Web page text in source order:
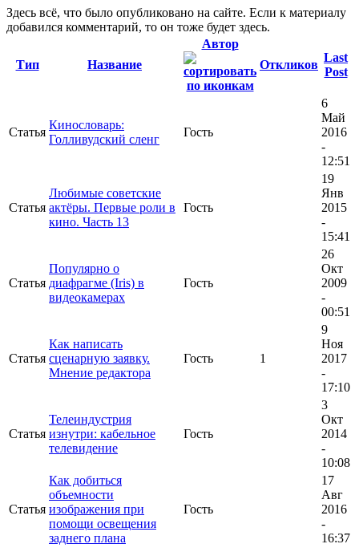
Здесь всё, что было опубликовано на сайте. Если к материалу
добавился комментарий, то он тоже будет здесь.
Тип Название
Автор
Откликов
Last
Post
Статья
Кинословарь:
Голливудский сленг
Гость
6
Май
2016
-
12:51
Статья
Любимые советские
актёры. Первые роли в
кино. Часть 13
Гость
19
Янв
2015
-
15:41
Статья
Популярно о
диафрагме (Iris) в
видеокамерах
Гость
26
Окт
2009
-
00:51
Статья
Как написать
сценарную заявку.
Мнение редактора
Гость 1
9
Ноя
2017
-
17:10
Статья
Телеиндустрия
изнутри: кабельное
телевидение
Гость
3
Окт
2014
-
10:08
Статья
Как добиться
объемности
изображения при
помощи освещения
заднего плана
Гость
17
Авг
2016
-
16:37